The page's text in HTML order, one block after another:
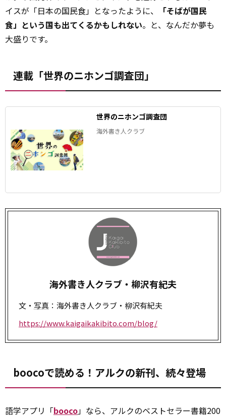
イスが「日本の国民食」となったように、
「そばが国民
食」という国も出てくるかもしれない。と、なんだか夢も
大盛りです。
連載「世界のニホンゴ調査団」
世界のニホンゴ調査団
海外書き人クラブ
海外書き人クラブ・柳沢有紀夫
文・ 写真 ：海外書き人クラブ・柳沢有紀夫
https://www.kaigaikakibito.com/blog/
boocoで読める！アルクの新刊、続々登場
語学アプリ「booco」なら、アルクのベストセラー書籍200